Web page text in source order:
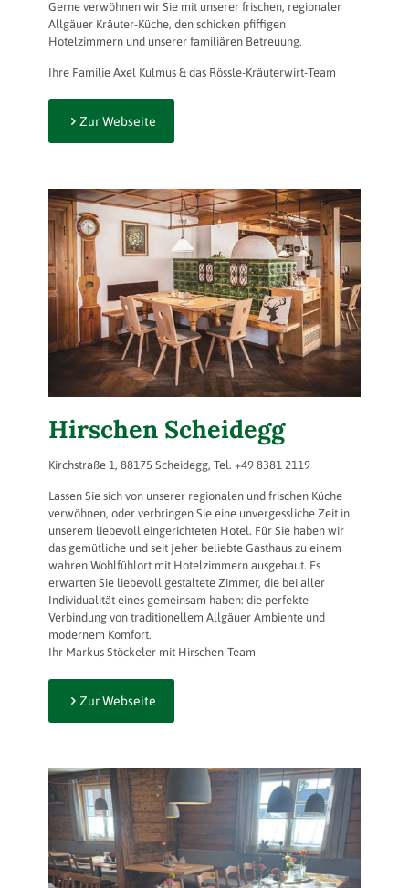
Gerne verwöhnen wir Sie mit unserer frischen, regionaler
Allgäuer Kräuter-Küche, den schicken pfiffigen
Hotelzimmern und unserer familiären Betreuung.
Ihre Familie Axel Kulmus & das Rössle-Kräuterwirt-Team
Zur Webseite
Hirschen Scheidegg
Kirchstraße 1, 88175 Scheidegg, Tel. +49 8381 2119
Lassen Sie sich von unserer regionalen und frischen Küche
verwöhnen, oder verbringen Sie eine unvergessliche Zeit in
unserem liebevoll eingerichteten Hotel. Für Sie haben wir
das gemütliche und seit jeher beliebte Gasthaus zu einem
wahren Wohlfühlort mit Hotelzimmern ausgebaut. Es
erwarten Sie liebevoll gestaltete Zimmer, die bei aller
Individualität eines gemeinsam haben: die perfekte
Verbindung von traditionellem Allgäuer Ambiente und
modernem Komfort.
Ihr Markus Stöckeler mit Hirschen-Team
Zur Webseite